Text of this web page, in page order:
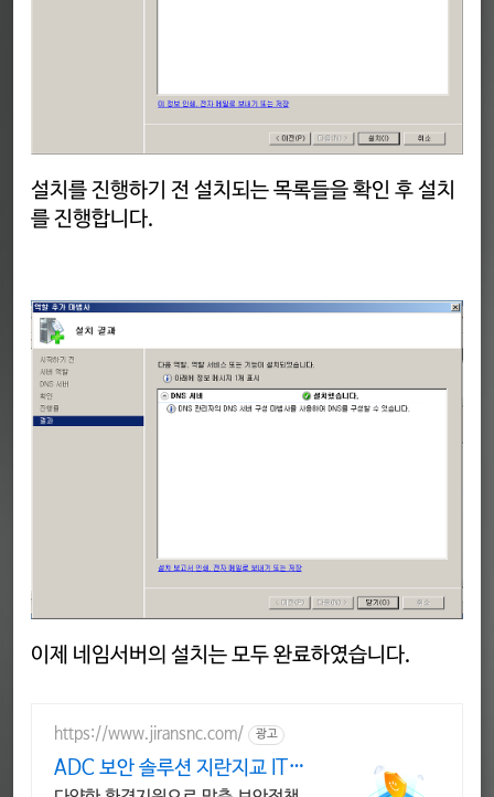
설치를 진행하기 전 설치되는 목록들을 확인 후 설치
를 진행합니다.
이제 네임서버의 설치는 모두 완료하였습니다.
https://www.jiransnc.com/ 광고
ADC 보안 솔루션 지란지교 IT